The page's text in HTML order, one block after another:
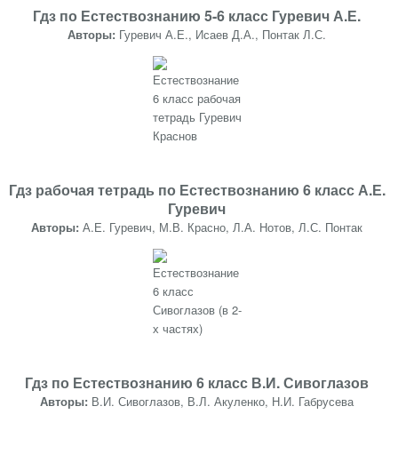
Гдз по Естествознанию 5-6 класс Гуревич А.Е.
Авторы: Гуревич А.Е., Исаев Д.А., Понтак Л.С.
Гдз рабочая тетрадь по Естествознанию 6 класс А.Е.
Гуревич
Авторы:А.Е. Гуревич, М.В. Красно, Л.А. Нотов, Л.С. Понтак
Гдз по Естествознанию 6 класс В.И. Сивоглазов
Авторы: В.И. Сивоглазов, В.Л. Акуленко, Н.И. Габрусева